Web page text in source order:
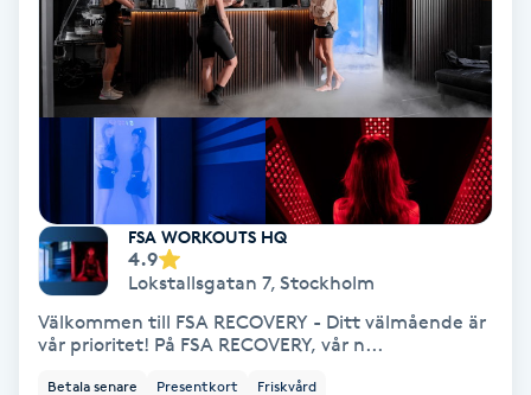
Yin Yoga
Yoga
Yoga Nidra
Yogamassage
Zonterapi
FSA WORKOUTS HQ
4.9
Lokstallsgatan 7, Stockholm
Välkommen till FSA RECOVERY - Ditt välmående är
vår prioritet! På FSA RECOVERY, vår n...
Betala senare Presentkort Friskvård